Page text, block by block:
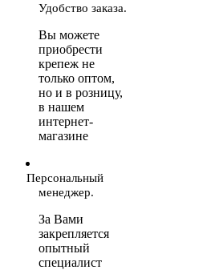
Удобство заказа.
Вы можете
приобрести
крепеж не
только оптом,
но и в розницу,
в нашем
интернет-
магазине
Персональный
менеджер.
За Вами
закрепляется
опытный
специалист